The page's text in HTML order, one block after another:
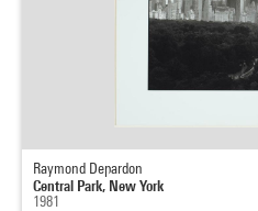
Raymond Depardon
Central Park, New York
1981